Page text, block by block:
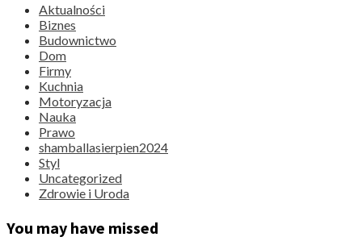
Aktualności
Biznes
Budownictwo
Dom
Firmy
Kuchnia
Motoryzacja
Nauka
Prawo
shamballasierpien2024
Styl
Uncategorized
Zdrowie i Uroda
You may have missed